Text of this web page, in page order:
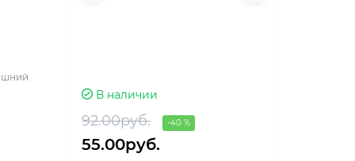
В наличии
92.00руб. -40 %
55.00руб.